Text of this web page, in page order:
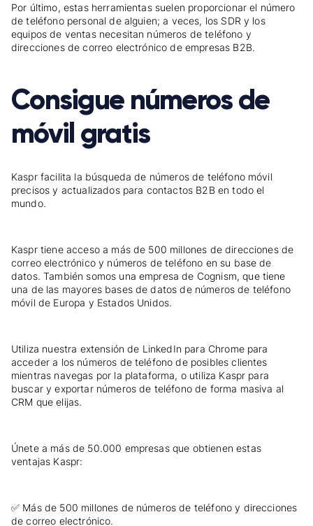
Por último, estas herramientas suelen proporcionar el número
de teléfono personal de alguien; a veces, los SDR y los
equipos de ventas necesitan números de teléfono y
direcciones de correo electrónico de empresas B2B.
Consigue números de
móvil gratis
Kaspr facilita la búsqueda de números de teléfono móvil
precisos y actualizados para contactos B2B en todo el
mundo.
Kaspr tiene acceso a más de 500 millones de direcciones de
correo electrónico y números de teléfono en su base de
datos. También somos una empresa de Cognism, que tiene
una de las mayores bases de datos de números de teléfono
móvil de Europa y Estados Unidos.
Utiliza nuestra extensión de LinkedIn para Chrome para
acceder a los números de teléfono de posibles clientes
mientras navegas por la plataforma, o utiliza Kaspr para
buscar y exportar números de teléfono de forma masiva al
CRM que elijas.
Únete a más de 50.000 empresas que obtienen estas
ventajas Kaspr:
✅ Más de 500 millones de números de teléfono y direcciones
de correo electrónico.